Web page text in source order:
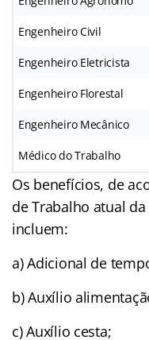
Engenheiro Civil
Engenheiro Eletricista
Engenheiro Florestal
Engenheiro Mecânico
Médico do Trabalho
Os benefícios, de
de Trabalho atual da
incluem:
a) Adicional de
b) Auxílio
c) Auxílio cesta;